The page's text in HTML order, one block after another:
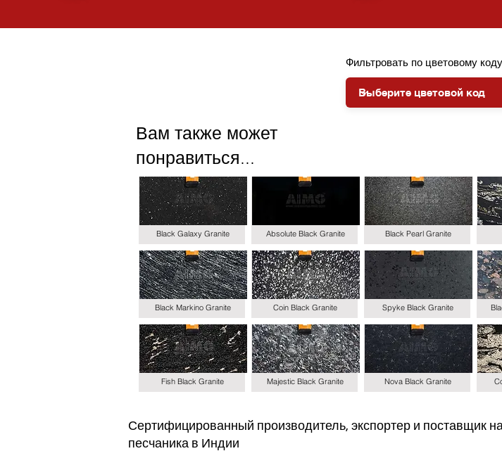
Вам также может
понравиться...
Фильтровать по цветовому коду
Black Galaxy Granite
Black Markino Granite
Fish Black Granite
Absolute Black Granite
Coin Black Granite
Majestic Black Granite
Black Pearl Granite
Spyke Black Granite
Nova Black Granite
Сертифицированный производитель, экспортер и поставщик
песчаника в Индии